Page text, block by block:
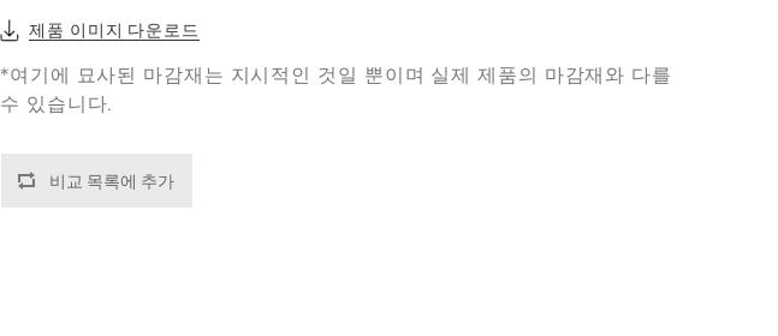
제품 이미지 다운로드
*여기에 묘사된 마감재는 지시적인 것일 뿐이며 실제 제품의 마감재와 다를
수 있습니다.
비교 목록에 추가